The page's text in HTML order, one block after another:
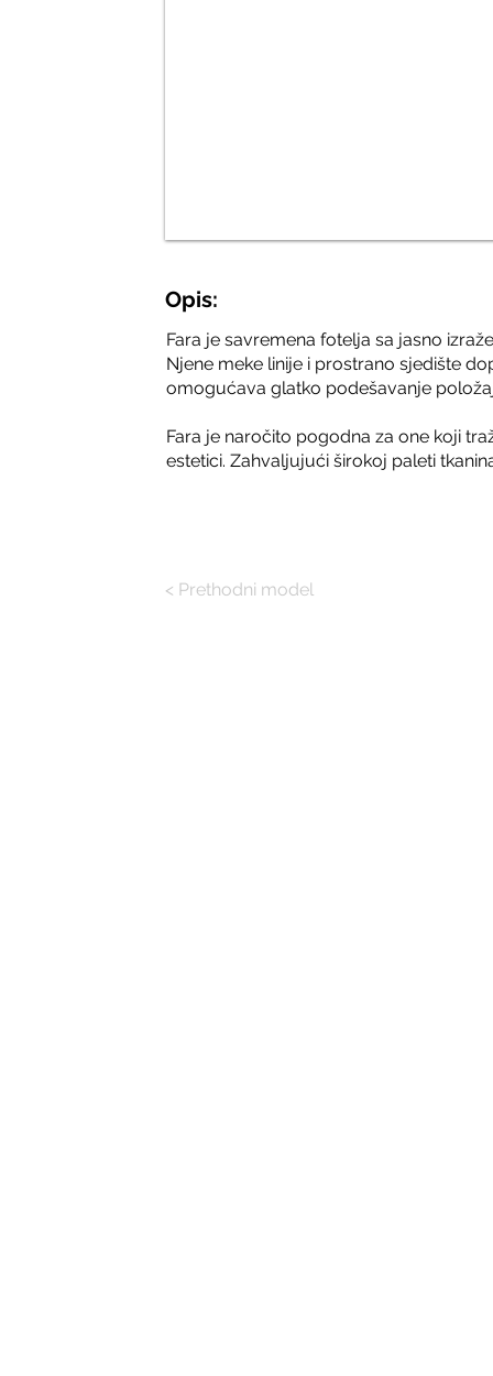
Opis:
Fara je savremena fotelja sa jasno
Njene meke linije i prostrano sjedište
omogućava glatko podešavanje
Fara je naročito pogodna za one koji
estetici. Zahvaljujući širokoj paleti
< Prethodni model